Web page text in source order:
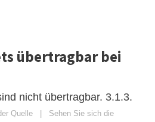
übertragbar bei
nicht übertragbar. 3.1.3.
Quelle | Sehen Sie sich die